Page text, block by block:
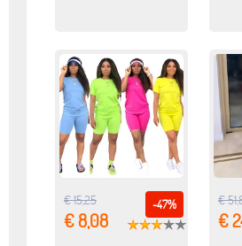
-47%
€ 15,25
€ 8,08
€
€